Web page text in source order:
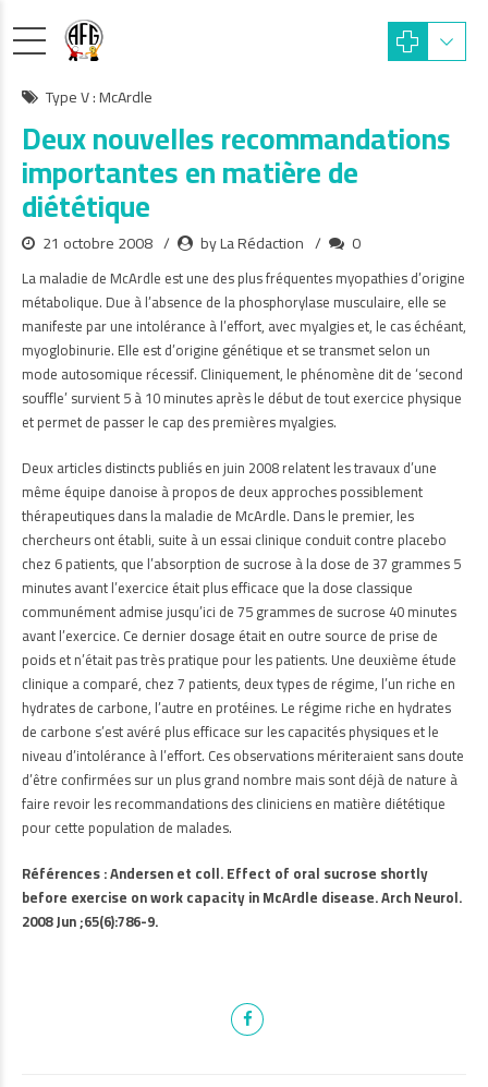
Type V : McArdle
Deux nouvelles recommandations
importantes en matière de
diététique
21 octobre 2008 by La Rédaction 0
La maladie de McArdle est une des plus fréquentes myopathies d’origine
métabolique. Due à l’absence de la phosphorylase musculaire, elle se
manifeste par une intolérance à l’effort, avec myalgies et, le cas échéant,
myoglobinurie. Elle est d’origine génétique et se transmet selon un
mode autosomique récessif. Cliniquement, le phénomène dit de ‘second
souffle’ survient 5 à 10 minutes après le début de tout exercice physique
et permet de passer le cap des premières myalgies.
Deux articles distincts publiés en juin 2008 relatent les travaux d’une
même équipe danoise à propos de deux approches possiblement
thérapeutiques dans la maladie de McArdle. Dans le premier, les
chercheurs ont établi, suite à un essai clinique conduit contre placebo
chez 6 patients, que l’absorption de sucrose à la dose de 37 grammes 5
minutes avant l’exercice était plus efficace que la dose classique
communément admise jusqu’ici de 75 grammes de sucrose 40 minutes
avant l’exercice. Ce dernier dosage était en outre source de prise de
poids et n’était pas très pratique pour les patients. Une deuxième étude
clinique a comparé, chez 7 patients, deux types de régime, l’un riche en
hydrates de carbone, l’autre en protéines. Le régime riche en hydrates
de carbone s’est avéré plus efficace sur les capacités physiques et le
niveau d’intolérance à l’effort. Ces observations mériteraient sans doute
d’être confirmées sur un plus grand nombre mais sont déjà de nature à
faire revoir les recommandations des cliniciens en matière diététique
pour cette population de malades.
Références : Andersen et coll. Effect of oral sucrose shortly
before exercise on work capacity in McArdle disease. Arch Neurol.
2008 Jun ;65(6):786-9.